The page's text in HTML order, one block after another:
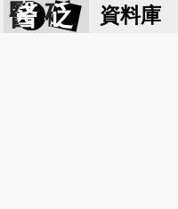
醫 砭 資料庫